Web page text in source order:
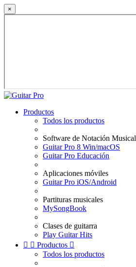
×
Productos
Todos los productos
Software de Notación Musical
Guitar Pro 8 Win/macOS
Guitar Pro Educación
Aplicaciones móviles
Guitar Pro iOS/Android
Partituras musicales
MySongBook
Clases de guitarra
Play Guitar Hits
  Productos 
Todos los productos